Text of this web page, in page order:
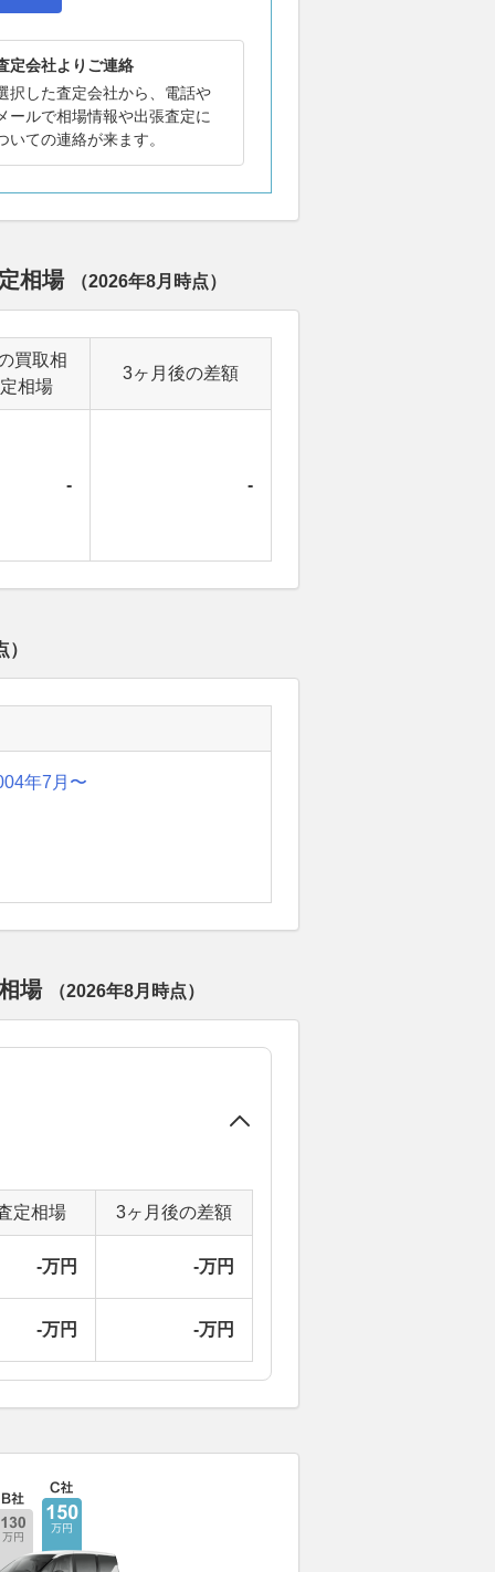
定会社よりご連絡
択した査定会社から、電話や
ールで相場情報や出張査定に
いての連絡が来ます。
相場 （2026年8月 時点）
買取相
相場
3ヶ月後の差額
- -
）
年7月〜
場 （2026年8月 時点）
定相場 3ヶ月後の差額
-万円 -万円
-万円 -万円